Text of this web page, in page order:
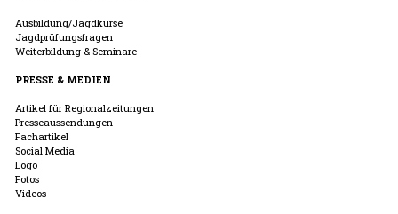
Ausbildung/Jagdkurse
Jagdprüfungsfragen
Weiterbildung & Seminare
PRESSE & MEDIEN
Artikel für Regionalzeitungen
Presseaussendungen
Fachartikel
Social Media
Logo
Fotos
Videos